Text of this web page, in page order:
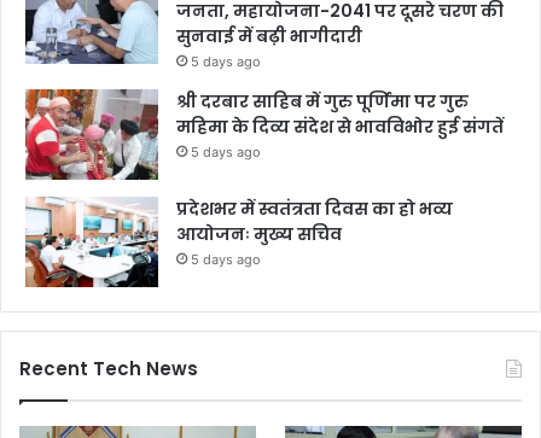
जनता, महायोजना-2041 पर दूसरे चरण की
सुनवाई में बढ़ी भागीदारी
5 days ago
श्री दरबार साहिब में गुरु पूर्णिमा पर गुरु
महिमा के दिव्य संदेश से भावविभोर हुई संगतें
5 days ago
प्रदेशभर में स्वतंत्रता दिवस का हो भव्य
आयोजनः मुख्य सचिव
5 days ago
Recent Tech News